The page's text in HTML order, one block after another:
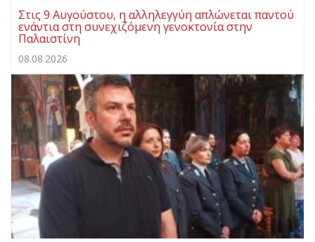
Στις 9 Αυγούστου, η αλληλεγγύη απλώνεται παντού
ενάντια στη συνεχιζόμενη γενοκτονία στην
Παλαιστίνη
08.08.2026